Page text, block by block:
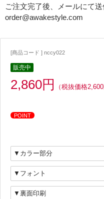
ご注文完了後、メールにて送
order@awakestyle.com
[商品コード ] nccy022
販売中
2,860円 （税抜価格
POINT